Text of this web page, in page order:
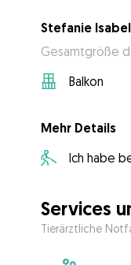
Stefanie
Gesamtgröße
Balkon
Mehr Details
Ich habe
Services
Tierärztliche